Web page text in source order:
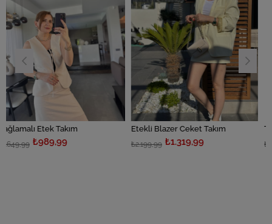
Etekli Blazer Ceket Takım
₺1.319,99